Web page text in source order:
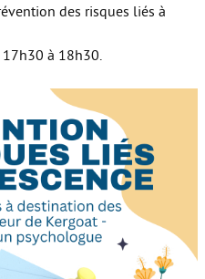
des risques liés à
à 18h30.